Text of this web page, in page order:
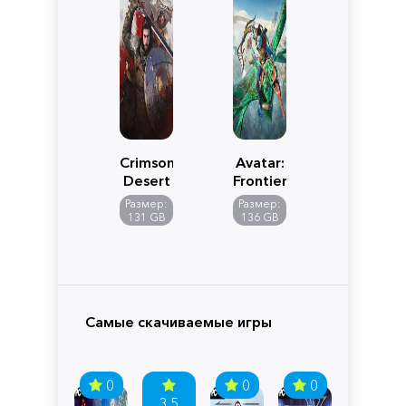
Crimson
Desert
Размер:
131 GB
Avatar:
Frontiers
of
Pandora
Размер:
136 GB
Самые скачиваемые игры
0 0 0